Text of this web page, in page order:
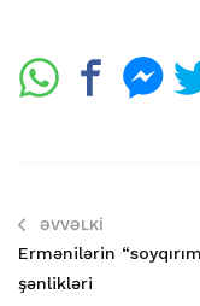
ƏVVƏLKI
Ermənilərin
şənlikləri